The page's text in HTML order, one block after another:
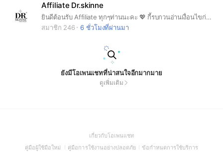
Affiliate Dr.skinne
ยินดีต้อนรับ Affiliate ทุกๆท่านนะคะ 💖 กี้รบกวนอ่านเงื่อนไขก่อนเข้ากลุ่มนะคะ เพื่อที่จะง่ายต่อการประสานงานค่ะ 1. * ตั้งชื่อตาม TikTok Username * ตัวอย่าง: @Dr.skinne 2. ใส่รูปโปรไฟล์ที่เห็นหน้า / รูปโปรไฟล์ Tiktok
สมาชิก 246
6 ชั่วโมงที่ผ่านมา
ยังมีโอเพนแชทที่น่าสนใจอีกมากมาย
ดูเพิ่มเติม
เกี่ยวกับโอเพนแชท(Open
in
คู่มือผู้ใช้มือใหม่
(Open
คู่มือการใช้งานอย่างปลอดภัย(Open
ข้อกำหนดการใช้บริการ(Open